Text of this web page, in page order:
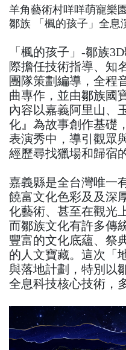
羊角藝術村咩咩萌寵樂
鄒族 「楓的孩子」全息
「楓的孩子」-鄒族
際擔任技術指導、知
團隊策劃編導，全程
曲專作，並由鄒族國
內容以嘉義阿里山、
化』為故事創作基礎
表演秀中，導引觀眾
經歷尋找獵場和歸宿
嘉義縣是全台灣唯一
饒富文化色彩及及深
化藝術、甚至在觀光
而鄒族文化有許多傳
豐富的文化底蘊、祭
的人文寶藏。這次「
與落地計劃，特別以
全息科技核心技術，